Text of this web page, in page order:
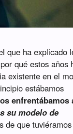
que ha explicado
qué estos años
existente en el
estábamos
enfrentábamos
su modelo de
de que tuviéramos